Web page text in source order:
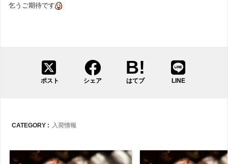
乞うご期待です
ポスト シェア はてブ LINE
CATEGORY : 入荷情報